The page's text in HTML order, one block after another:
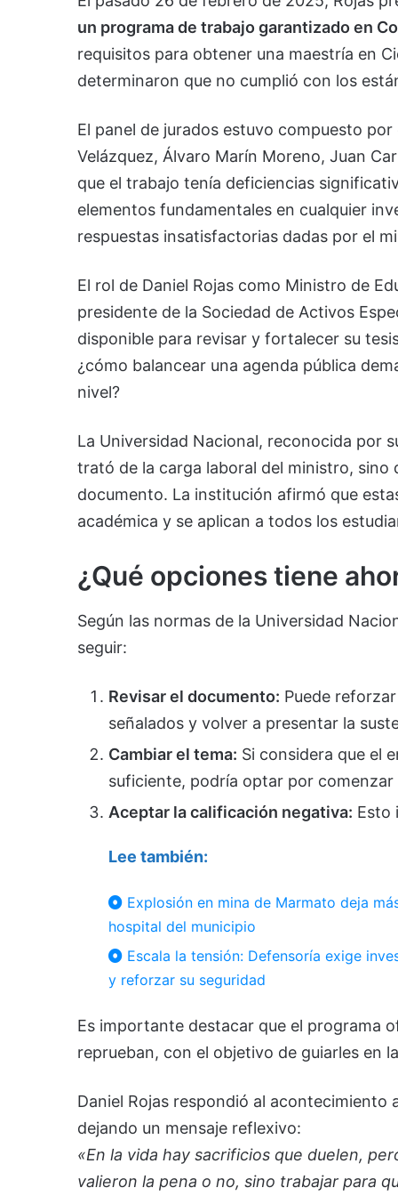
un programa de trabajo garantizado en
requisitos para obtener una maestría en
determinaron que no cumplió con los
El panel de jurados estuvo compuesto
Velázquez, Álvaro Marín Moreno, Juan
que el trabajo tenía deficiencias
elementos fundamentales en cualquier
respuestas insatisfactorias dadas por el
El rol de Daniel Rojas como Ministro de
presidente de la Sociedad de Activos
disponible para revisar y fortalecer su
¿cómo balancear una agenda pública
nivel?
La Universidad Nacional, reconocida por
trató de la carga laboral del ministro,
documento. La institución afirmó que
académica y se aplican a todos los
¿Qué opciones tiene
Según las normas de la Universidad
seguir:
Revisar el documento: Puede
señalados y volver a presentar la
Cambiar el tema: Si considera que el
suficiente, podría optar por
Aceptar la calificación negativa: Esto
Lee también:
Explosión en mina de Marmato deja
hospital del municipio
Escala la tensión: Defensoría exige
y reforzar su seguridad
Es importante destacar que el programa
reprueban, con el objetivo de guiarles en
Daniel Rojas respondió al
dejando un mensaje reflexivo:
«En la vida hay sacrificios que duelen,
valieron la pena o no, sino trabajar para